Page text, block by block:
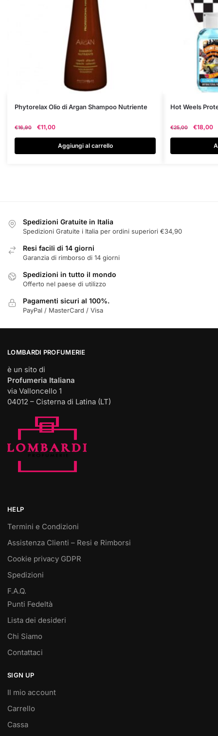
Phytorelax Olio di Argan Shampoo Nutriente
€16,90
Il
originale
era:
€11,00
attuale
è:
Aggiungi al carrello
Hot Weels
€25,00
Il
originale
era:
€18,00
Spedizioni Gratuite in Italia
Spedizioni Gratuite i Italia per ordini superiori €34,90
Resi facili di 14 giorni
Garanzia di rimborso di 14 giorni
Spedizioni in tutto il mondo
Offerto nel paese di utilizzo
Pagamenti sicuri al 100%.
PayPal / MasterCard / Visa
LOMBARDI PROFUMERIE
è un sito di
Profumeria Italiana
via Valloncello 1
04012 – Cisterna di Latina (LT)
HELP
Termini e Condizioni
Assistenza Clienti – Resi e Rimborsi
Cookie privacy GDPR
Spedizioni
F.A.Q.
Punti Fedeltà
Lista dei desideri
Chi Siamo
Contattaci
SIGN UP
Il mio account
Carrello
Cassa